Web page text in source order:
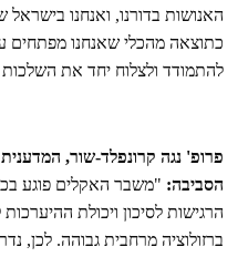
האנושות בדורנו, ואנחנו
כתוצאה מהכלי שאנחנו מפתחים
להתמודד ולצלוח יחד את
פרופ' נגה קרונפלד-שור,
הסביבה: "משבר האקלים פוגע
הרגישות לסיכון ויכולת
ברזולוציה מרחבית גבוהה. לכן,